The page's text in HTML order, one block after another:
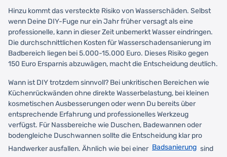
Hinzu kommt das versteckte Risiko von Wasserschäden. Selbst
wenn Deine DIY-Fuge nur ein Jahr früher versagt als eine
professionelle, kann in dieser Zeit unbemerkt Wasser eindringen.
Die durchschnittlichen Kosten für Wasserschadensanierung im
Badbereich liegen bei 5.000-15.000 Euro. Dieses Risiko gegen
150 Euro Ersparnis abzuwägen, macht die Entscheidung deutlich.
Wann ist DIY trotzdem sinnvoll? Bei unkritischen Bereichen wie
Küchenrückwänden ohne direkte Wasserbelastung, bei kleinen
kosmetischen Ausbesserungen oder wenn Du bereits über
entsprechende Erfahrung und professionelles Werkzeug
verfügst. Für Nassbereiche wie Duschen, Badewannen oder
bodengleiche Duschwannen sollte die Entscheidung klar pro
Handwerker ausfallen. Ähnlich wie bei einer Badsanierung sind